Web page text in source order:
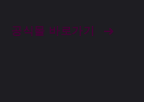
공식몰 바로가기